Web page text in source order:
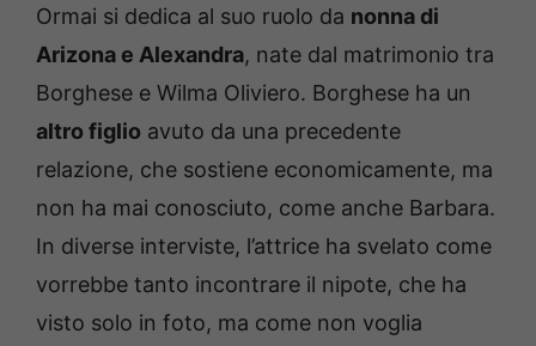
Ormai si dedica al suo ruolo da nonna di
Arizona e Alexandra, nate dal matrimonio tra
Borghese e Wilma Oliviero. Borghese ha un
altro figlio avuto da una precedente
relazione, che sostiene economicamente, ma
non ha mai conosciuto, come anche Barbara.
In diverse interviste, l’attrice ha svelato come
vorrebbe tanto incontrare il nipote, che ha
visto solo in foto, ma come non voglia